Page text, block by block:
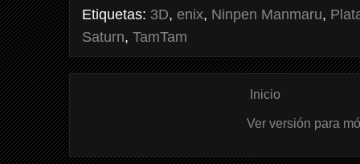
Etiquetas: 3D, enix, Ninpen Manmaru,
Saturn, TamTam
Inicio
Ver versión para